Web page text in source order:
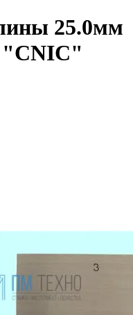
25.0мм
"CNIC"